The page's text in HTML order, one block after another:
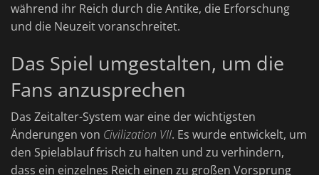
während ihr Reich durch die Antike, die Erforschung
und die Neuzeit voranschreitet.
Das Spiel umgestalten, um die
Fans anzusprechen
Das Zeitalter-System war eine der wichtigsten
Änderungen von Civilization VII. Es wurde entwickelt, um
den Spielablauf frisch zu halten und zu verhindern,
dass ein einzelnes Reich einen zu großen Vorsprung